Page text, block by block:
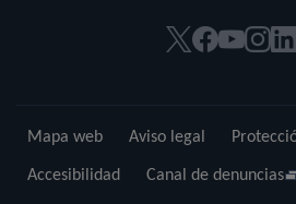
Este
en
una
Este
en
una
Este
en
una
en
Mapa web Aviso legal
Accesibilidad
Canal de denuncias